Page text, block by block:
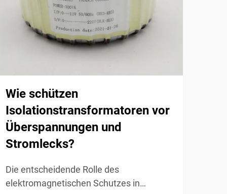
Wie schützen
Isolationstransformatoren vor
Überspannungen und
Stromlecks?
Die entscheidende Rolle des
elektromagnetischen Schutzes in